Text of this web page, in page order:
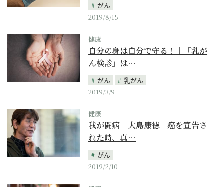
がん
2019/8/15
健康
自分の身は自分で守る！｜「乳が
ん検診」は…
がん
乳がん
2019/3/9
健康
我が闘病｜大島康徳「癌を宣告さ
れた時、真…
がん
2019/2/10